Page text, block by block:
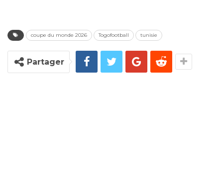
coupe du monde 2026 Togofootball tunisie
Partager